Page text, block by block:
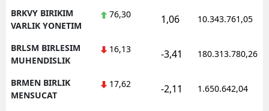
BRKVY BIRIKIM
VARLIK YONETIM
76,30 1,06 10.343.761,05
BRLSM BIRLESIM
MUHENDISLIK
16,13 -3,41 180.313.780,26
BRMEN BIRLIK
MENSUCAT
17,62 -2,11 1.650.642,04